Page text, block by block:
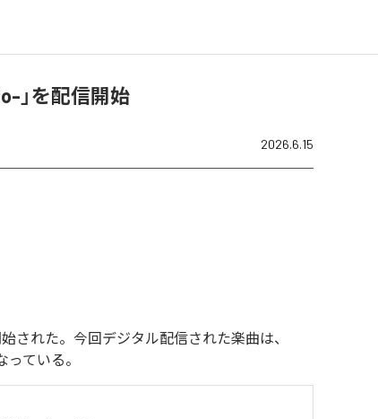
」を配信開始
2026.6.15
された。今回デジタル配信された楽曲は、
っている。